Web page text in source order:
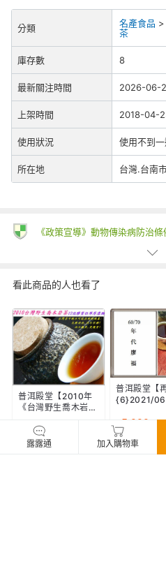
分類 名產食品 >
茶
庫存數 8
最新關注時間 2026-06-
上架時間 2018-04-
使用狀況 使用不到一
所在地 台灣.台南
《政策宣導》動物傳染病防治
一、為防治動物傳染病，境外
入之應施檢疫物者最高可處七年
萬元以下罰金。應施檢疫物之
者，得處新臺幣五萬元以上一
二、境外商品不得隨貨贈送應施
三、收件人違反動物傳染病防
郵遞寄送輸入之應施檢疫物送
臺幣三萬元以上十五萬元以下罰
賣家若要求您「使用LINE帳號
騙手法
符合消費者保護法所定義企業經
第18條及第19條之規範。買家
以免影響退款權益。
看此商品的人也看了
普洱殿堂【2010年
《台灣野生喬木岩
兩大名叢於一身/創
造歷史的製茶技術
1,800
普洱殿堂【
{6}2021/
茶》
邊邊角角，
班章還閃亮
5,000